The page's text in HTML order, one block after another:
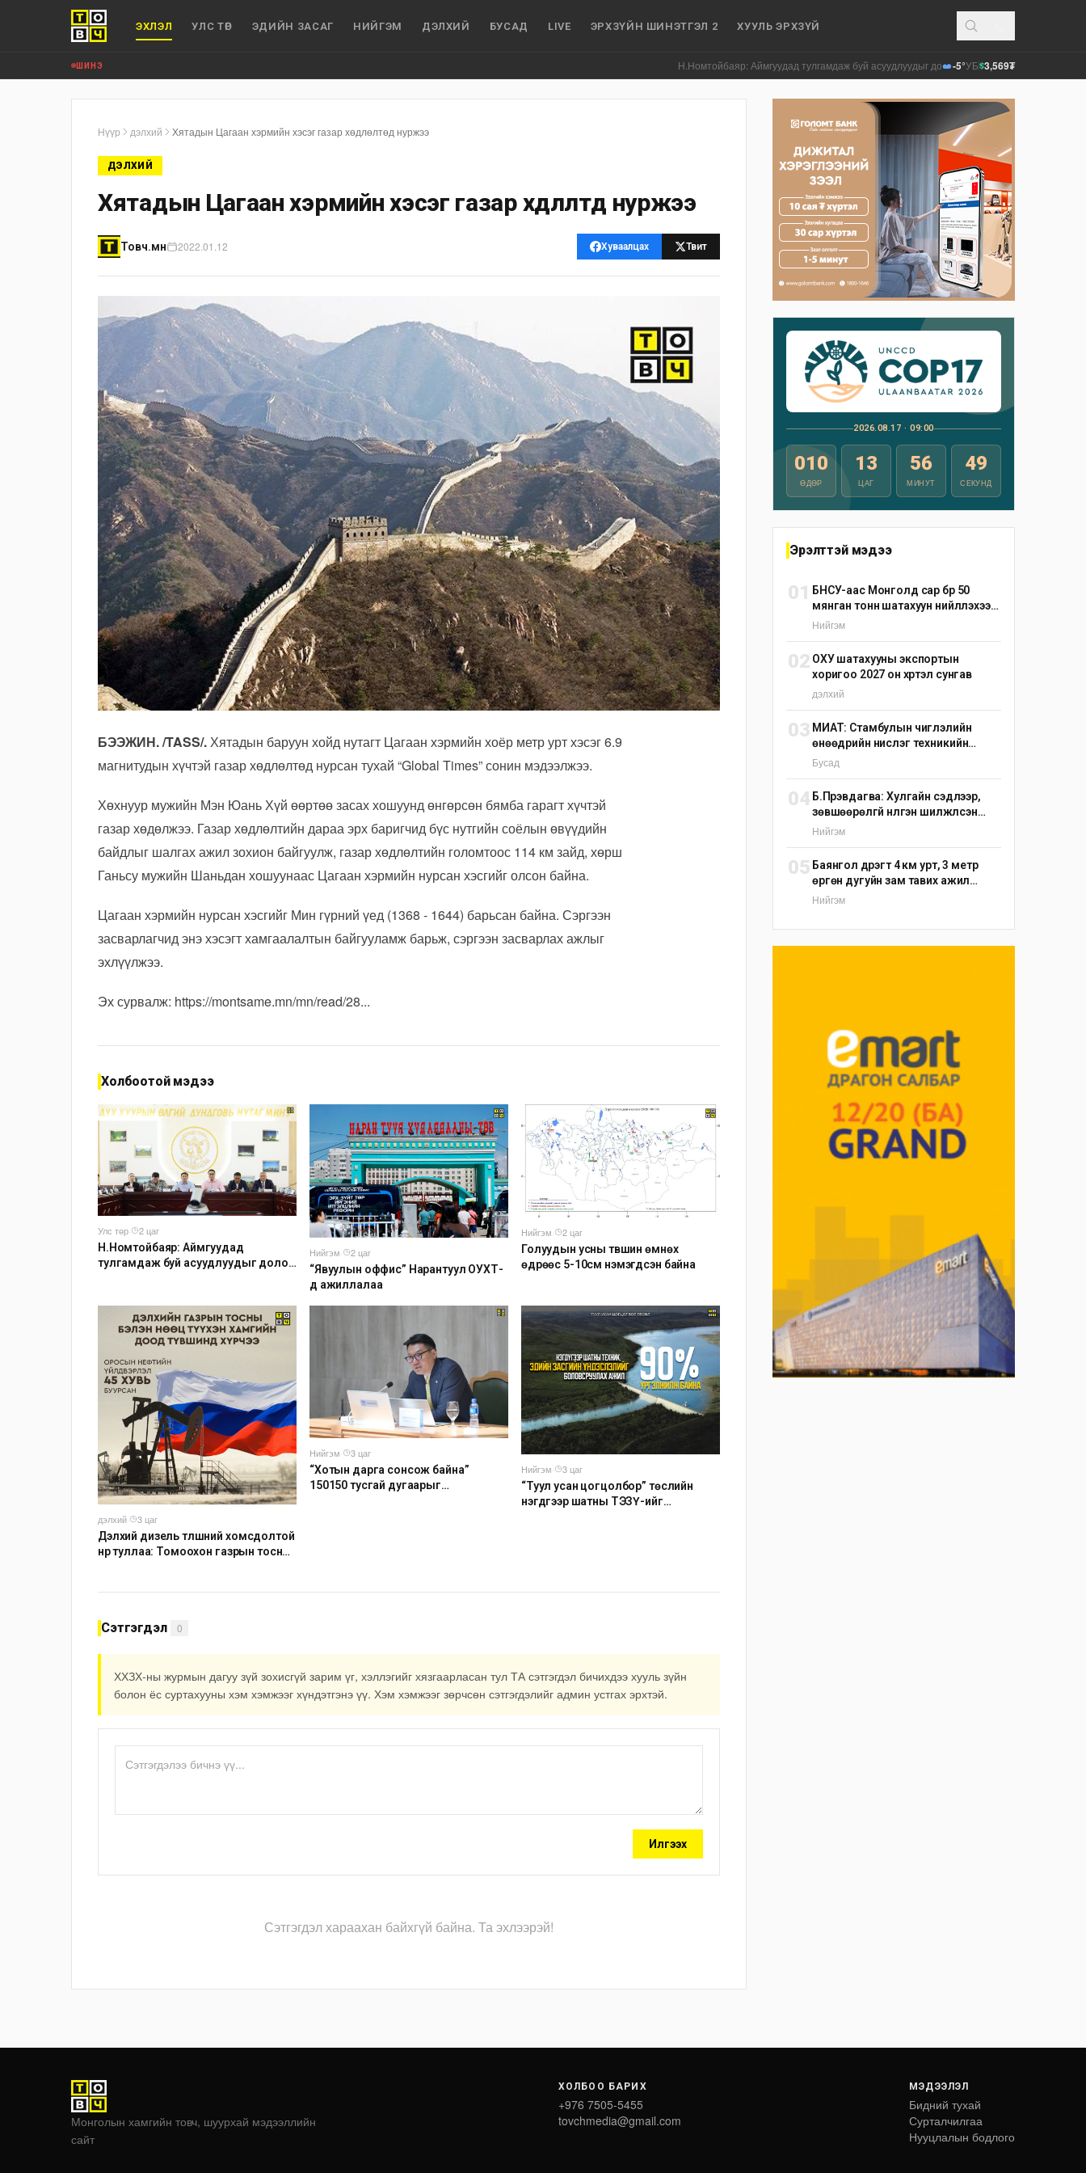
ЭХЛЭЛ УЛС ТӨР ЭДИЙН ЗАСАГ НИЙГЭМ ДЭЛХИЙ БУСАД LIVE ЭРХЗҮЙН ШИНЭТГЭЛ 2 ХУУЛЬ ЭРХЗҮЙ
ШИНЭ Н.Номтойбаяр: Аймгуудад тулгамдаж буй асуудлуудыг долоо хоног бүр Засгийн газрын
-5°УБ$3,569₮
Нүүр дэлхий Хятадын Цагаан хэрмийн хэсэг газар хөдлөлтөд нуржээ
ДЭЛХИЙ
Хятадын Цагаан хэрмийн хэсэг газар хөдлөлтөд нуржээ
Товч.мн 2022.01.12 Хуваалцах Твит
БЭЭЖИН. /TASS/.Хятадын баруун хойд нутагт Цагаан хэрмийн хоёр метр урт хэсэг 6.9
магнитудын хүчтэй газар хөдлөлтөд нурсан тухай “Global Times” сонин мэдээлжээ.
Хөхнуур мужийн Мэн Юань Хүй өөртөө засах хошуунд өнгөрсөн бямба гарагт хүчтэй
газар хөдөлжээ. Газар хөдлөлтийн дараа эрх баригчид бүс нутгийн соёлын өвүүдийн
байдлыг шалгах ажил зохион байгуулж, газар хөдлөлтийн голомтоос 114 км зайд, хөрш
Ганьсу мужийн Шаньдан хошуунаас Цагаан хэрмийн нурсан хэсгийг олсон байна.
Цагаан хэрмийн нурсан хэсгийг Мин гүрний үед (1368 - 1644) барьсан байна. Сэргээн
засварлагчид энэ хэсэгт хамгаалалтын байгууламж барьж, сэргээн засварлах ажлыг
эхлүүлжээ.
Эх сурвалж: https://montsame.mn/mn/read/28...
Холбоотой мэдээ
Улс төр·
2 цаг
Н.Номтойбаяр: Аймгуудад
тулгамдаж буй асуудлуудыг долоо
шийдвэрлүүлнэ
Нийгэм·
2 цаг
“Явуулын оффис” Нарантуул ОУХТ-
д ажиллалаа
Нийгэм·
2 цаг
Голуудын усны түвшин өмнөх
өдрөөс 5-10см нэмэгдсэн байна
дэлхий·
3 цаг
Дэлхий дизель түлшний хомсдолтой
нүүр туллаа: Томоохон газрын тосны
Нийгэм·
3 цаг
“Хотын дарга сонсож байна”
150150 тусгай дугаарыг
Нийгэм·
3 цаг
“Туул усан цогцолбор” төслийн
нэгдүгээр шатны ТЭЗҮ-ийг
Сэтгэгдэл 0
ХХЗХ-ны журмын дагуу зүй зохисгүй зарим үг, хэллэгийг хязгаарласан тул ТА сэтгэгдэл бичихдээ хууль зүйн
болон ёс суртахууны хэм хэмжээг хүндэтгэнэ үү. Хэм хэмжээг зөрчсөн сэтгэгдэлийг админ устгах эрхтэй.
Илгээх
Сэтгэгдэл хараахан байхгүй байна. Та эхлээрэй!
2026.08.17 · 09:00
010
ӨДӨР
13
ЦАГ
56
МИНУТ
48
СЕКУНД
Эрэлттэй мэдээ
01 БНСУ-аас Монголд сар бүр 50
мянган тонн шатахуун нийлүүлэхээр
тохиролцжээ
Нийгэм
02 ОХУ шатахууны экспортын
хоригоо 2027 он хүртэл сунгав
дэлхий
03 МИАТ: Стамбулын чиглэлийн
өнөөдрийн нислэг техникийн
шалтгаанаар цуцлагдлаа
Бусад
04 Б.Пүрэвдагва: Хулгайн сэдлээр,
зөвшөөрөлгүй нүүлгэн шилжүүлсэн
С.Зоригийн хөшөөг өнөөдрийн
Нийгэм
05 Баянгол дүүрэгт 4 км урт, 3 метр
өргөн дугуйн зам тавих ажил
үргэлжилж байна
Нийгэм
Монголын хамгийн товч, шуурхай мэдээллийн
сайт
ХОЛБОО БАРИХ
+976 7505-5455
tovchmedia@gmail.com
МЭДЭЭЛЭЛ
Бидний тухай
Сурталчилгаа
Нууцлалын бодлого